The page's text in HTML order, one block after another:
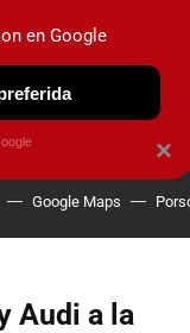
OBSERVATORIO
Google Maps
Audi a la
×
en Google